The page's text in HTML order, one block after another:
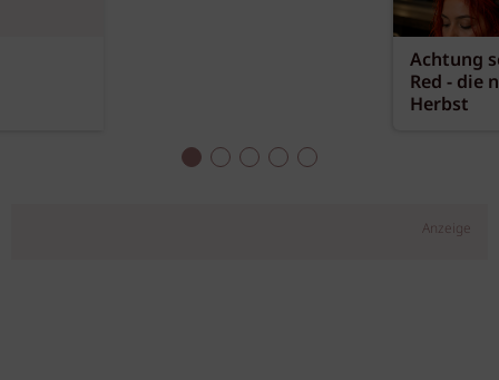
Achtung
Red - die
Herbst
Anzeige